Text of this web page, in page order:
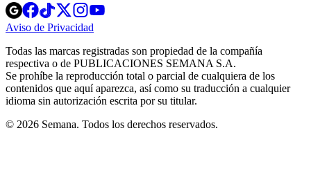
Opens
in
new
Opens
in
new
Opens
in
new
window
Opens
new
windowwindow
Aviso de Privacidad
new
window
Todas las marcas registradas son propiedad de la compañía
respectiva o de PUBLICACIONES SEMANA S.A.
Se prohíbe la reproducción total o parcial de cualquiera de los
contenidos que aquí aparezca, así como su traducción a cualquier
idioma sin autorización escrita por su titular.
© 2026 Semana. Todos los derechos reservados.